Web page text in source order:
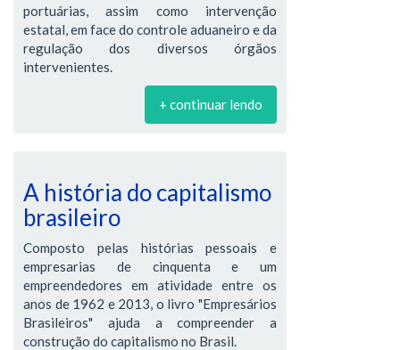
portuárias, assim como intervenção
estatal, em face do controle aduaneiro e da
regulação dos diversos órgãos
intervenientes.
+ continuar lendo
A história do capitalismo
brasileiro
Composto pelas histórias pessoais e
empresarias de cinquenta e um
empreendedores em atividade entre os
anos de 1962 e 2013, o livro "Empresários
Brasileiros" ajuda a compreender a
construção do capitalismo no Brasil.